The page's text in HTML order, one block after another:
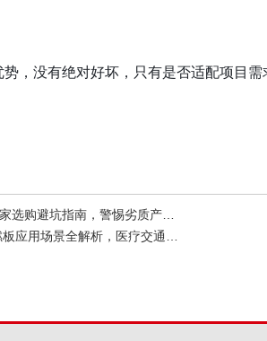
，没有绝对好坏，只有是否适配项目需
避坑指南，警惕劣质产品5大常见陷阱
场景全解析，医疗交通教育建筑防火装饰优选